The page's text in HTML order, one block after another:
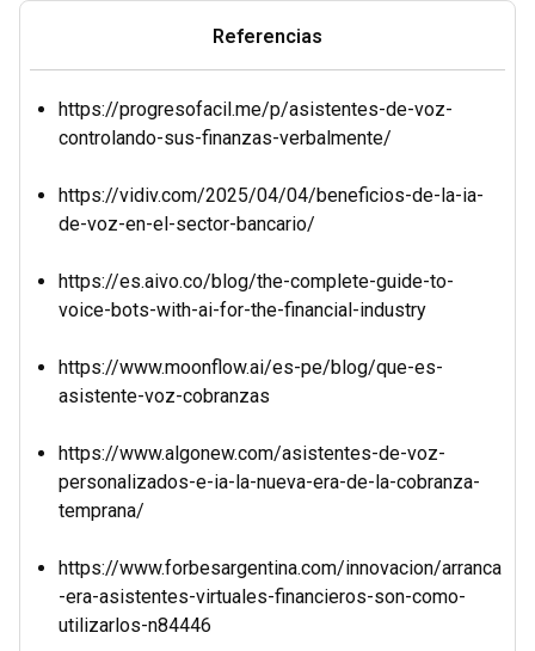
Referencias
https://progresofacil.me/p/asistentes-de-voz-
controlando-sus-finanzas-verbalmente/
https://vidiv.com/2025/04/04/beneficios-de-la-ia-
de-voz-en-el-sector-bancario/
https://es.aivo.co/blog/the-complete-guide-to-
voice-bots-with-ai-for-the-financial-industry
https://www.moonflow.ai/es-pe/blog/que-es-
asistente-voz-cobranzas
https://www.algonew.com/asistentes-de-voz-
personalizados-e-ia-la-nueva-era-de-la-cobranza-
temprana/
https://www.forbesargentina.com/innovacion/arranca
-era-asistentes-virtuales-financieros-son-como-
utilizarlos-n84446